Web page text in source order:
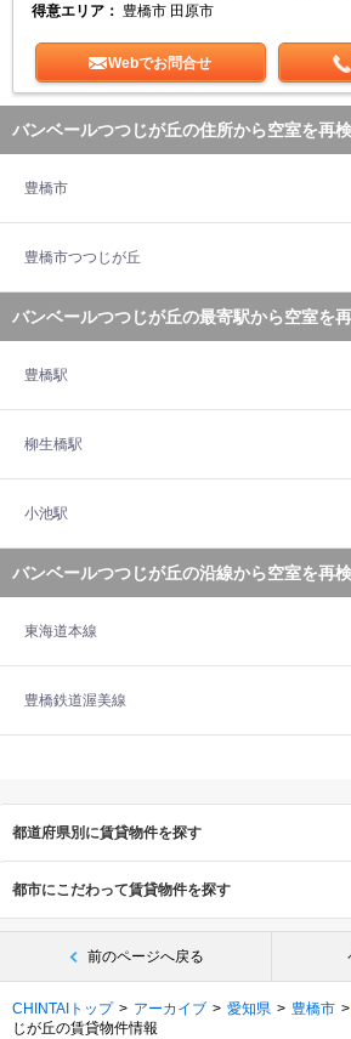
得意エリア：
豊橋市 田原市
Webでお問合せ
バンベールつつじが丘の住所から空室を再
豊橋市
豊橋市つつじが丘
バンベールつつじが丘の最寄駅から空室を
豊橋駅
柳生橋駅
小池駅
バンベールつつじが丘の沿線から空室を再
東海道本線
豊橋鉄道渥美線
都道府県別に賃貸物件を探す
都市にこだわって賃貸物件を探す
前のページへ戻る
CHINTAIトップ アーカイブ 愛知県 豊橋市
じが丘の賃貸物件情報